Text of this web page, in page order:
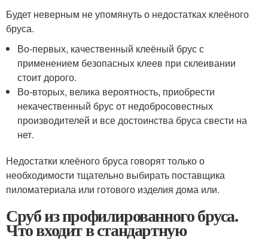
Будет неверным не упомянуть о недостатках клеёного
бруса.
Во-первых, качественный клеёный брус с
применением безопасных клеев при склеивании
стоит дорого.
Во-вторых, велика вероятность, приобрести
некачественный брус от недобросовестных
производителей и все достоинства бруса свести на
нет.
Недостатки клеёного бруса говорят только о
необходимости тщательно выбирать поставщика
пиломатериала или готового изделия дома или.
Сруб из профилированного бруса.
Что входит в стандартную